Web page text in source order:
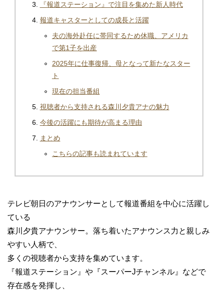
『報道ステーション』で注目を集めた新人時代
報道キャスターとしての成長と活躍
夫の海外赴任に帯同するため休職、アメリカ
で第1子を出産
2025年に仕事復帰、母となって新たなスター
ト
現在の担当番組
視聴者から支持される森川夕貴アナの魅力
今後の活躍にも期待が高まる理由
まとめ
こちらの記事も読まれています
テレビ朝日のアナウンサーとして報道番組を中心に活躍し
ている
森川夕貴アナウンサー。落ち着いたアナウンス力と親しみ
やすい人柄で、
多くの視聴者から支持を集めています。
『報道ステーション』や『スーパーJチャンネル』などで
存在感を発揮し、